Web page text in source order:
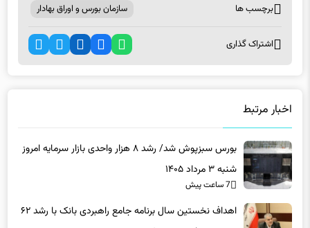
شنبه ۳ مرداد ۱۴۰۵
7 ساعت پیش
درصدی منابع محقق شد